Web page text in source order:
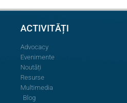
ACTIVITĂȚI
Advocacy
Evenimente
Noutăți
Resurse
Multimedia
Blog